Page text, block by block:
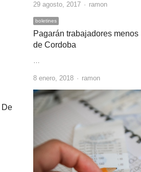
29 agosto, 2017 Author
ramon
boletines
Pagarán trabajadores
de Cordoba
…
8 enero, 2018 Author
ramon
De